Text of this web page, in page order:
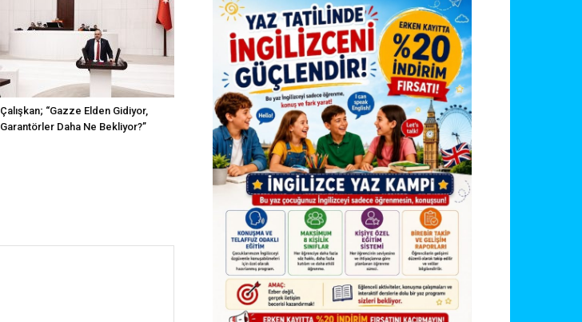
Çalışkan; “Gazze Elden Gidiyor,
Garantörler Daha Ne Bekliyor?”